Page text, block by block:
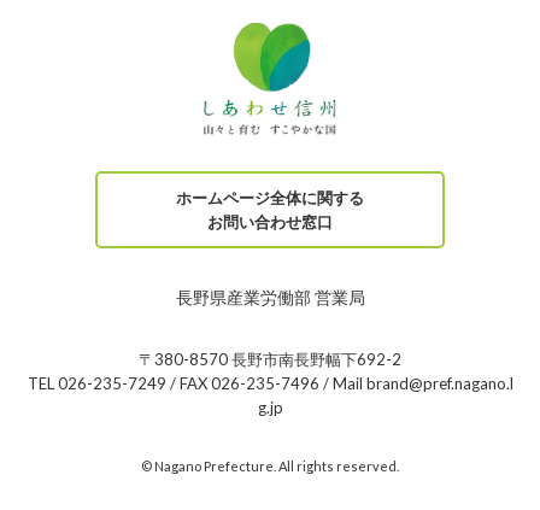
ホームページ全体に関する
お問い合わせ窓口
長野県産業労働部 営業局
〒380-8570 長野市南長野幅下692-2
TEL 026-235-7249 / FAX 026-235-7496 / Mail brand@pref.nagano.l
g.jp
© Nagano Prefecture. All rights reserved.